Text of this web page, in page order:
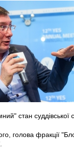
стан
голова фракції